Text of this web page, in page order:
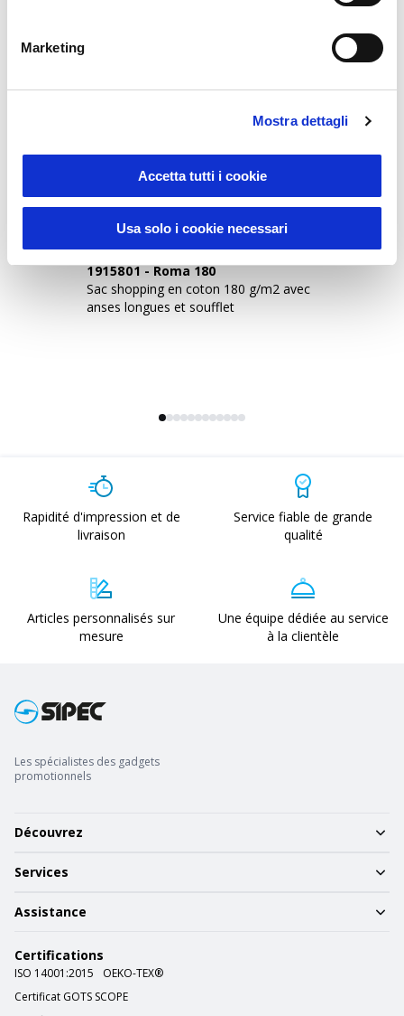
Marketing
Mostra dettagli
Accetta tutti i cookie
Usa solo i cookie necessari
1915801-Roma 180
Sac shopping en coton 180 g/m2 avec
anses longues et soufflet
Rapidité d'impression et de
livraison
Service fiable de grande
qualité
Articles personnalisés sur
mesure
Une équipe dédiée au service
à la clientèle
Les spécialistes des gadgets
promotionnels
Découvrez
Services
Assistance
Certifications
ISO 14001:2015
OEKO-TEX®
Certificat GOTS SCOPE